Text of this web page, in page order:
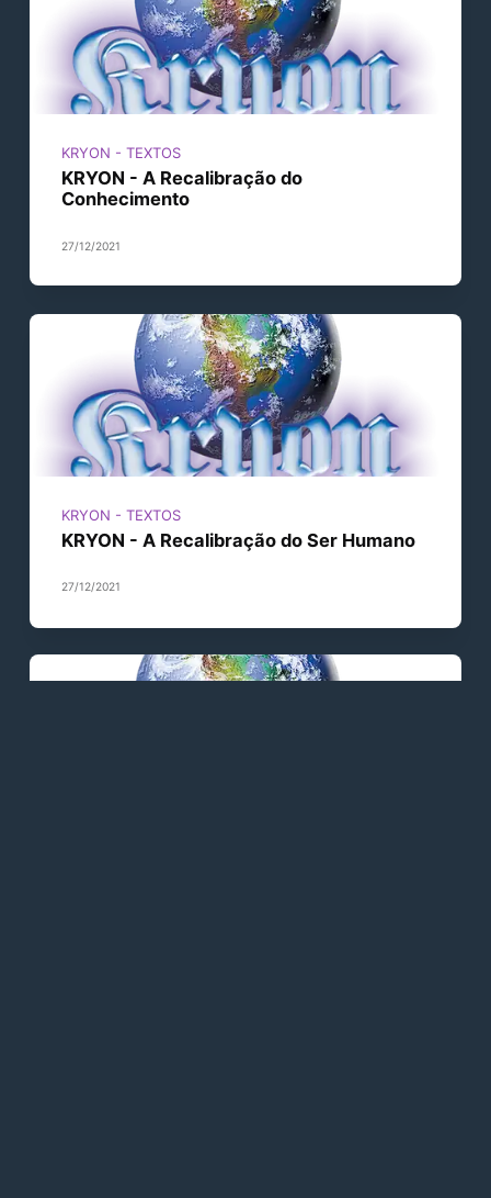
KRYON - TEXTOS
KRYON - A Recalibração do
Conhecimento
27/12/2021
KRYON - TEXTOS
KRYON - A Recalibração do Ser Humano
27/12/2021